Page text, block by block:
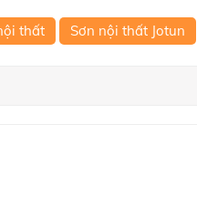
thất Sơn nội thất Jotun